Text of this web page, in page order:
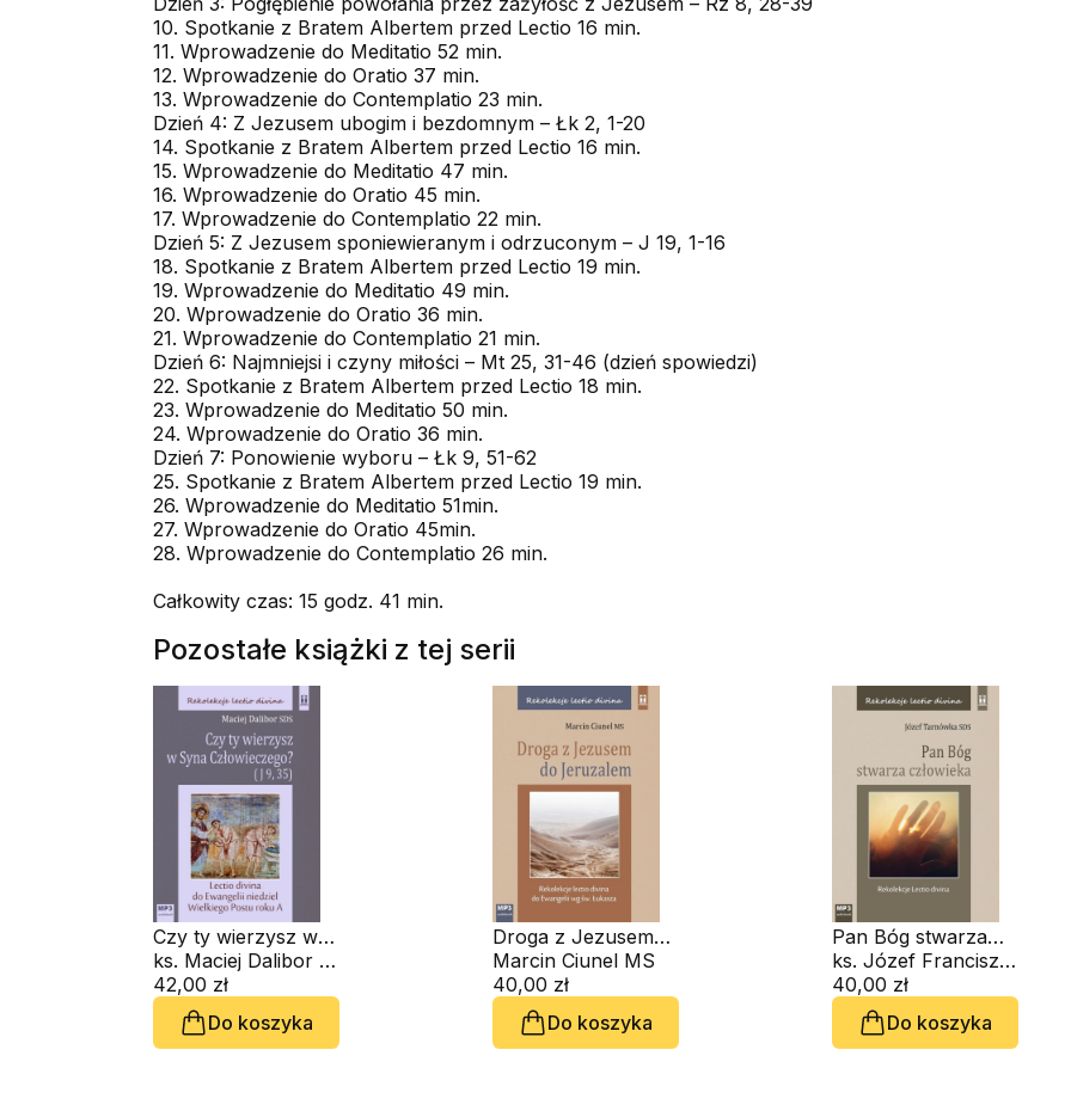
10. Spotkanie z Bratem Albertem przed Lectio 16 min.
11. Wprowadzenie do Meditatio 52 min.
12. Wprowadzenie do Oratio 37 min.
13. Wprowadzenie do Contemplatio 23 min.
Dzień 4: Z Jezusem ubogim i bezdomnym – Łk 2, 1-20
14. Spotkanie z Bratem Albertem przed Lectio 16 min.
15. Wprowadzenie do Meditatio 47 min.
16. Wprowadzenie do Oratio 45 min.
17. Wprowadzenie do Contemplatio 22 min.
Dzień 5: Z Jezusem sponiewieranym i odrzuconym – J 19, 1-16
18. Spotkanie z Bratem Albertem przed Lectio 19 min.
19. Wprowadzenie do Meditatio 49 min.
20. Wprowadzenie do Oratio 36 min.
21. Wprowadzenie do Contemplatio 21 min.
Dzień 6: Najmniejsi i czyny miłości – Mt 25, 31-46 (dzień spowiedzi)
22. Spotkanie z Bratem Albertem przed Lectio 18 min.
23. Wprowadzenie do Meditatio 50 min.
24. Wprowadzenie do Oratio 36 min.
Dzień 7: Ponowienie wyboru – Łk 9, 51-62
25. Spotkanie z Bratem Albertem przed Lectio 19 min.
26. Wprowadzenie do Meditatio 51min.
27. Wprowadzenie do Oratio 45min.
28. Wprowadzenie do Contemplatio 26 min.
Całkowity czas: 15 godz. 41 min.
Pozostałe książki z tej serii
Czy ty wierzysz w
Syna
Człowieczego? (J 9,
35) (CD-audiobook)
ks. Maciej Dalibor SDS
42,00 zł
Do koszyka
Droga z Jezusem
do Jeruzalem (CD-
audiobook)
Marcin Ciunel MS
40,00 zł
Do koszyka
Pan Bóg stwarza
człowieka (CD-
audiobook)
ks. Józef Franciszek Tarnówka SDS
40,00 zł
Do koszyka